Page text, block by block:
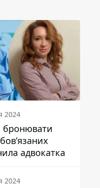
2024
бронювати
адвокатка
2024